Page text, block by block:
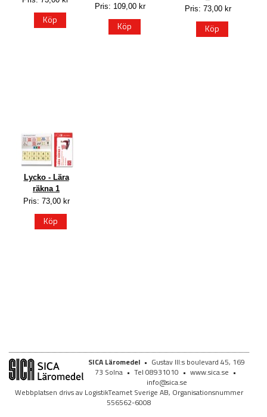
Köp
Pris: 109,00 kr
Köp
Pris: 73,00 kr
Köp
Lycko - Lära
räkna 1
Pris: 73,00 kr
Köp
SICA Läromedel • Gustav III:s boulevard 45, 169
73 Solna • Tel 08931010 • www.sica.se •
info@sica.se
Webbplatsen drivs av LogistikTeamet Sverige AB, Organisationsnummer
556562-6008